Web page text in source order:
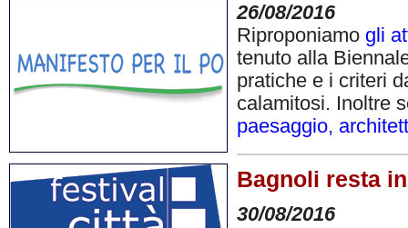
26/08/2016
Riproponiamo gli
tenuto alla
pratiche e i criteri
calamitosi. Inoltre
paesaggio,
Bagnoli resta
30/08/2016